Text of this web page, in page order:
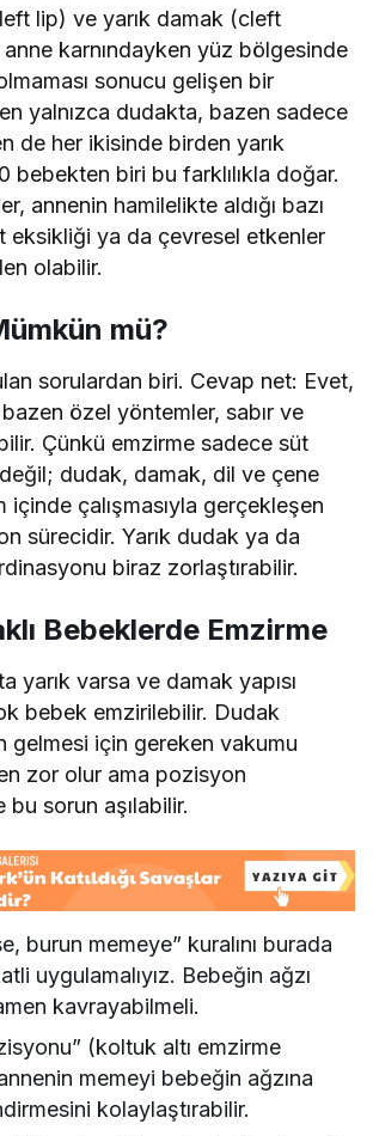
lip) ve yarık damak (cleft
karnındayken yüz bölgesinde
sonucu gelişen bir
yalnızca dudakta, bazen sadece
de her ikisinde birden yarık
bebekten biri bu farklılıkla doğar.
annenin hamilelikte aldığı bazı
eksikliği ya da çevresel etkenler
olabilir.
mü?
sorulardan biri. Cevap net: Evet,
özel yöntemler, sabır ve
Çünkü emzirme sadece süt
dudak, damak, dil ve çene
içinde çalışmasıyla gerçekleşen
sürecidir. Yarık dudak ya da
biraz zorlaştırabilir.
Bebeklerde Emzirme
yarık varsa ve damak yapısı
bebek emzirilebilir. Dudak
gelmesi için gereken vakumu
zor olur ama pozisyon
sorun aşılabilir.
burun memeye” kuralını burada
uygulamalıyız. Bebeğin ağzı
kavrayabilmeli.
(koltuk altı emzirme
memeyi bebeğin ağzına
kolaylaştırabilir.